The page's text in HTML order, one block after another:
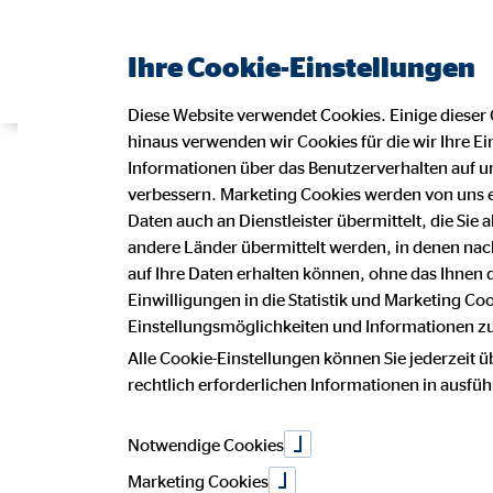
Ihre Cookie-Einstellungen
Diese Website verwendet Cookies. Einige
hinaus verwenden wir Cookies für die wir Ihre
Informationen über das Benutzerverhalten auf
verbessern. Marketing Cookies werden von
Daten auch an Dienstleister übermittelt, die Sie
andere Länder übermittelt werden, in denen
auf Ihre Daten erhalten können, ohne das
Einwilligungen in die Statistik und Marketing
Einstellungsmöglichkeiten und Informationen
Alle Cookie-Einstellungen können Sie jederzeit
rechtlich erforderlichen Informationen in
Notwendige Cookies
Marketing Cookies